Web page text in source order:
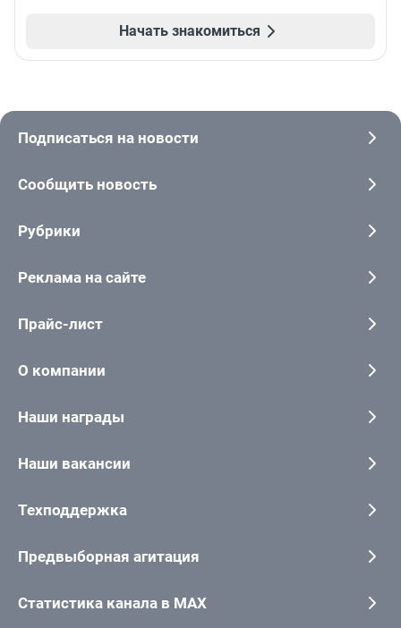
Начать знакомиться
Подписаться на новости
Сообщить новость
Рубрики
Реклама на сайте
Прайс-лист
О компании
Наши награды
Наши вакансии
Техподдержка
Предвыборная агитация
Статистика канала в MAX